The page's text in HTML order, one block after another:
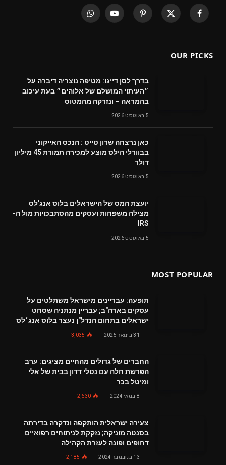
Facebook
X
Pinterest
YouTube
WhatsApp
OUR PICKS
בדרך לסן דייגו: מטיפה נוצריה דיברה על
״העיתוי המושלם של אלוהים״ בעת עיכוב
בהמראה – ונזרקה מהמטוס
5 באוגוסט 2026
‬דולר
5 באוגוסט 2026
‬מצילה‭ ‬משפחות‭ ‬ועסקים‭ ‬מהסתבכויות‭ ‬מול‭ ‬ה-
IRS
5 באוגוסט 2026
MOST POPULAR
תופעה: עבריינים מישראל משתלטים על
עסקים בארה"ב; עבריין מנתניה שסחט
ישראלים בתחום הנדל"ן נעצר בלוס אנג׳לס
31 בינואר 2025 3,035
החברים של גדולים מהחיים מציגים: ערב
הפרשת חלה עם נטלי דדון בבית של אלי
ומיטל בכר
8 במאי 2024 2,630
צעירה ישראלית הותקפה ונדקרה בדירתה
בסנטה מוניקה; נזקקת לניתוחים רפואיים
דחופים ופונה לעזרת הקהילה
13 בנובמבר 2024 2,185